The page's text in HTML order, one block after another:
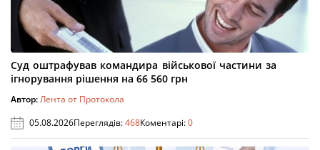
Суд оштрафував командира військової частини за
ігнорування рішення на 66 560 грн
Автор:Лента от Протокола
05.08.2026Переглядів:468Коментарі:0